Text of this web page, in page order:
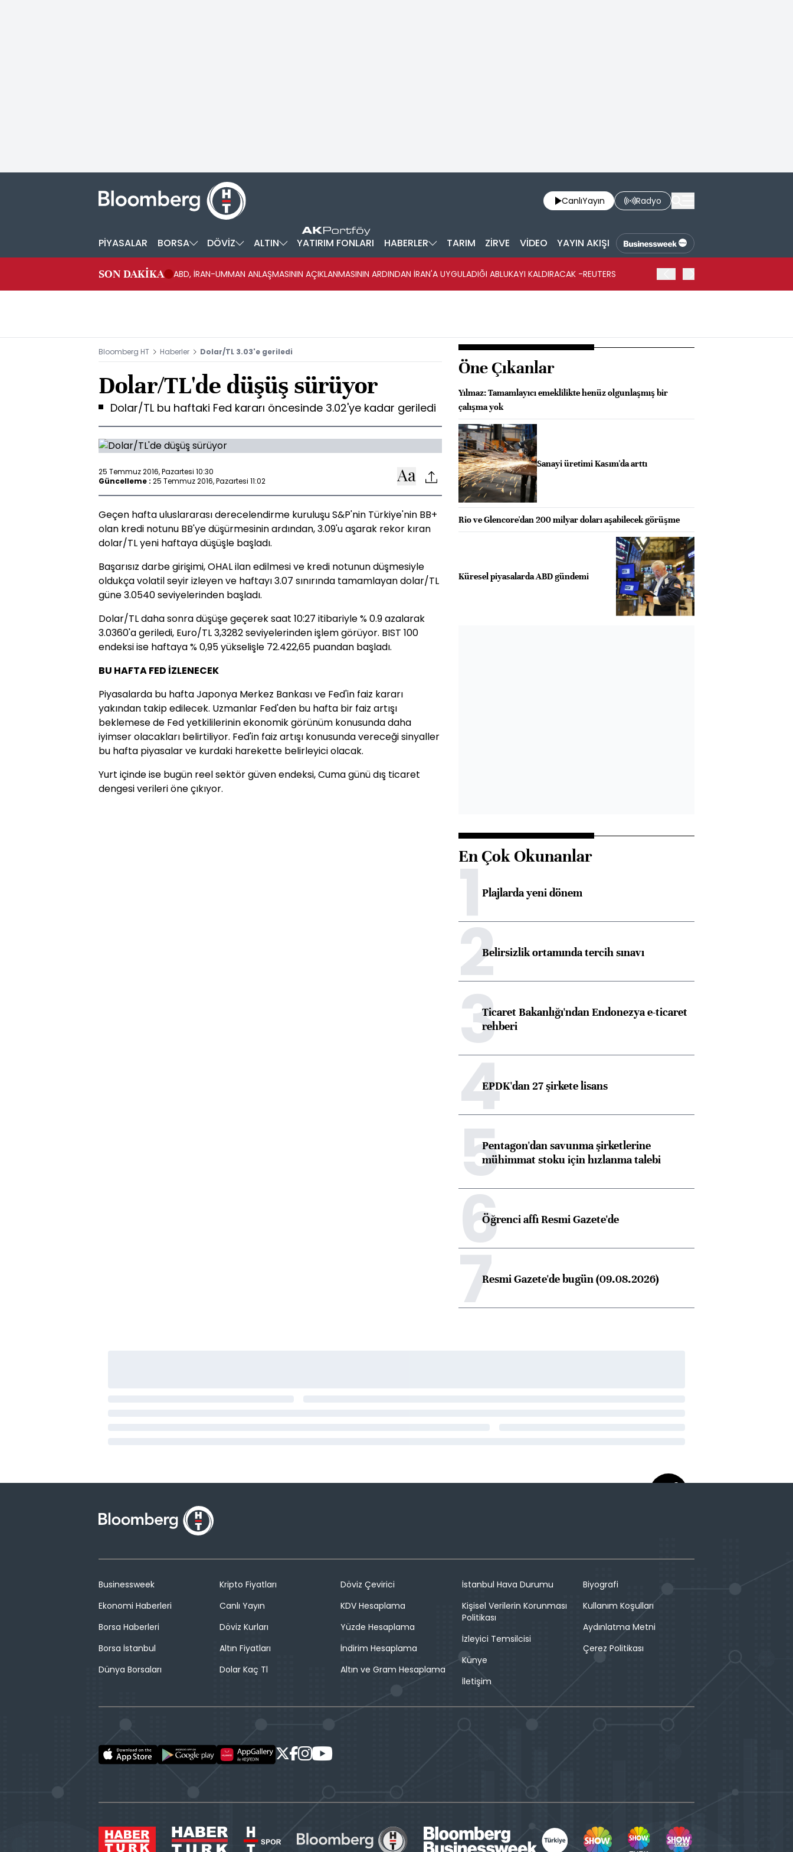
CanlıYayın Radyo
PİYASALAR BORSA DÖVİZ ALTIN YATIRIM FONLARI HABERLER TARIM ZİRVE VİDEO YAYIN AKIŞI
SON DAKİKA ABD, İRAN-UMMAN ANLAŞMASININ AÇIKLANMASININ ARDINDAN İRAN'A UYGULADIĞI ABLUKAYI KALDIRACAK -REUTERS
Bloomberg HT Haberler Dolar/TL 3.03'e geriledi
Dolar/TL'de düşüş sürüyor
Dolar/TL bu haftaki Fed kararı öncesinde 3.02'ye kadar geriledi
25 Temmuz 2016, Pazartesi 10:30
Güncelleme : 25 Temmuz 2016, Pazartesi 11:02
Geçen hafta uluslararası derecelendirme kuruluşu S&P'nin Türkiye'nin BB+
olan kredi notunu BB'ye düşürmesinin ardından, 3.09'u aşarak rekor kıran
dolar/TL yeni haftaya düşüşle başladı.
Başarısız darbe girişimi, OHAL ilan edilmesi ve kredi notunun düşmesiyle
oldukça volatil seyir izleyen ve haftayı 3.07 sınırında tamamlayan dolar/TL
güne 3.0540 seviyelerinden başladı.
Dolar/TL daha sonra düşüşe geçerek saat 10:27 itibariyle % 0.9 azalarak
3.0360'a geriledi, Euro/TL 3,3282 seviyelerinden işlem görüyor. BIST 100
endeksi ise haftaya % 0,95 yükselişle 72.422,65 puandan başladı.
BU HAFTA FED İZLENECEK
Piyasalarda bu hafta Japonya Merkez Bankası ve Fed'in faiz kararı
yakından takip edilecek. Uzmanlar Fed'den bu hafta bir faiz artışı
beklemese de Fed yetkililerinin ekonomik görünüm konusunda daha
iyimser olacakları belirtiliyor. Fed'in faiz artışı konusunda vereceği sinyaller
bu hafta piyasalar ve kurdaki harekette belirleyici olacak.
Yurt içinde ise bugün reel sektör güven endeksi, Cuma günü dış ticaret
dengesi verileri öne çıkıyor.
Öne Çıkanlar
Yılmaz: Tamamlayıcı emeklilikte henüz olgunlaşmış bir
çalışma yok
Sanayi üretimi Kasım'da arttı
Rio ve Glencore'dan 200 milyar doları aşabilecek görüşme
Küresel piyasalarda ABD gündemi
En Çok Okunanlar
1Plajlarda yeni dönem
2Belirsizlik ortamında tercih sınavı
3Ticaret Bakanlığı'ndan Endonezya e-ticaret
rehberi
4EPDK'dan 27 şirkete lisans
5Pentagon'dan savunma şirketlerine
mühimmat stoku için hızlanma talebi
6Öğrenci affı Resmi Gazete'de
7Resmi Gazete'de bugün (09.08.2026)
Businessweek
Ekonomi Haberleri
Borsa Haberleri
Borsa İstanbul
Dünya Borsaları
Kripto Fiyatları
Canlı Yayın
Döviz Kurları
Altın Fiyatları
Dolar Kaç Tl
Döviz Çevirici
KDV Hesaplama
Yüzde Hesaplama
İndirim Hesaplama
Altın ve Gram Hesaplama
İstanbul Hava Durumu
Kişisel Verilerin Korunması
Politikası
İzleyici Temsilcisi
Künye
İletişim
Biyografi
Kullanım Koşulları
Aydınlatma Metni
Çerez Politikası